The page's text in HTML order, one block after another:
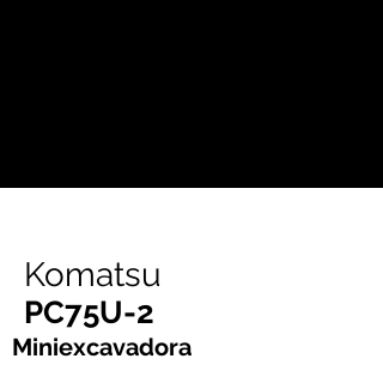
Komatsu
PC75U-2
Miniexcavadora